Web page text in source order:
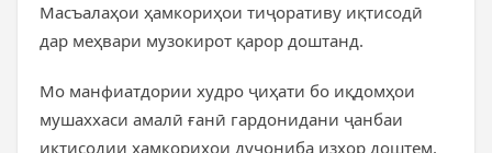
Масъалаҳои ҳамкориҳои тиҷоративу иқтисодӣ
дар меҳвари музокирот қарор доштанд.
Мо манфиатдории худро ҷиҳати бо иқдомҳои
мушаххаси амалӣ ғанӣ гардонидани ҷанбаи
иқтисодии ҳамкориҳои дуҷониба изҳор доштем.